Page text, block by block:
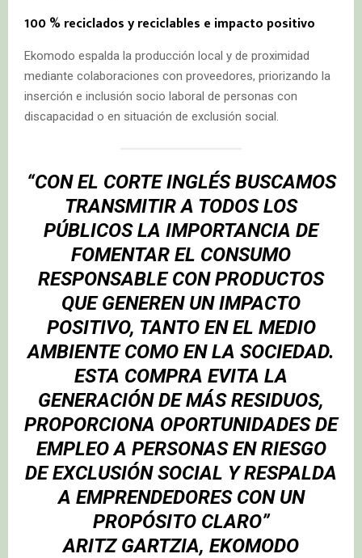
100 % reciclados y reciclables e impacto positivo
Ekomodo espalda la producción local y de proximidad
mediante colaboraciones con proveedores, priorizando la
inserción e inclusión socio laboral de personas con
discapacidad o en situación de exclusión social.
“CON EL CORTE INGLÉS BUSCAMOS
TRANSMITIR A TODOS LOS
PÚBLICOS LA IMPORTANCIA DE
FOMENTAR EL CONSUMO
RESPONSABLE CON PRODUCTOS
QUE GENEREN UN IMPACTO
POSITIVO, TANTO EN EL MEDIO
AMBIENTE COMO EN LA SOCIEDAD.
ESTA COMPRA EVITA LA
GENERACIÓN DE MÁS RESIDUOS,
PROPORCIONA OPORTUNIDADES DE
EMPLEO A PERSONAS EN RIESGO
DE EXCLUSIÓN SOCIAL Y RESPALDA
A EMPRENDEDORES CON UN
PROPÓSITO CLARO”
ARITZ GARTZIA, EKOMODO